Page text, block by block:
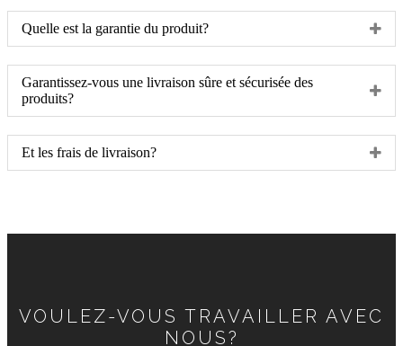
Quelle est la garantie du produit?
Garantissez-vous une livraison sûre et sécurisée des
produits?
Et les frais de livraison?
VOULEZ-VOUS TRAVAILLER AVEC
NOUS?